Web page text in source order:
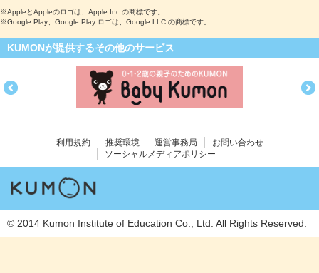
※AppleとAppleのロゴは、Apple Inc.の商標です。
※Google Play、Google Play ロゴは、Google LLC の商標です。
KUMONが提供するその他のサービス
利用規約 推奨環境 運営事務局
お問い合わせ
ソーシャルメディアポリシー
© 2014 Kumon Institute of Education Co., Ltd. All Rights Reserved.